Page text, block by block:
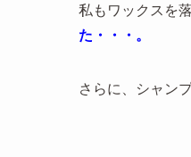
私もワックスを
た・・・。
さらに、シャン